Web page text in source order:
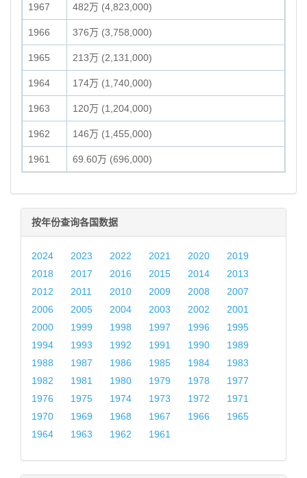
1967 482万 (4,823,000)
1966 376万 (3,758,000)
1965 213万 (2,131,000)
1964 174万 (1,740,000)
1963 120万 (1,204,000)
1962 146万 (1,455,000)
1961 69.60万 (696,000)
按年份查询各国数据
2024 2023 2022 2021 2020
2019
2018
2017 2016 2015 2014
2013
2012
2011 2010 2009 2008
2007
2006
2005 2004 2003 2002
2001
2000
1999 1998 1997 1996
1995
1994
1993 1992 1991 1990
1989
1988
1987 1986 1985 1984
1983
1982
1981 1980 1979 1978
1977
1976
1975 1974 1973 1972
1971
1970
1969 1968 1967 1966
1965
1964
1963 1962 1961